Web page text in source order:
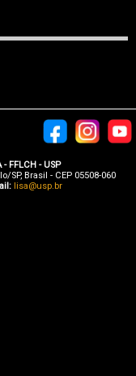
FFLCH - USP
SP, Brasil - CEP 05508-060
lisa@usp.br